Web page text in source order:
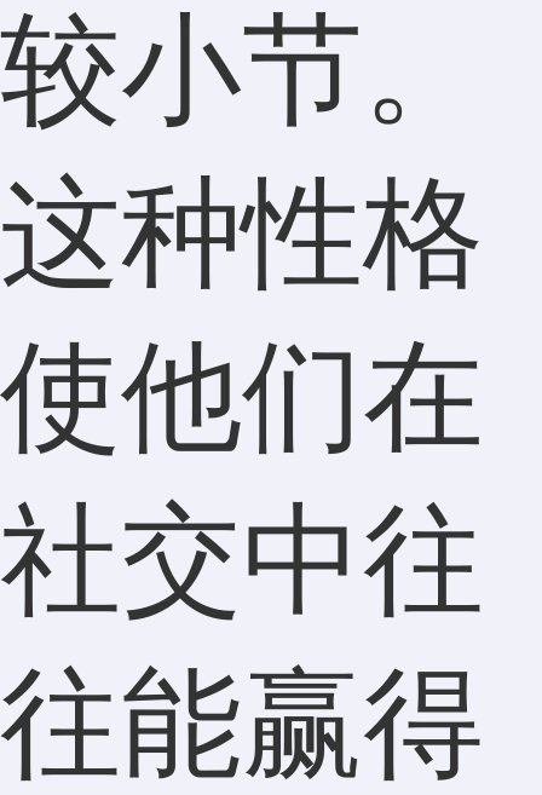
较小节。
这种性格
使他们在
社交中往
往能赢得